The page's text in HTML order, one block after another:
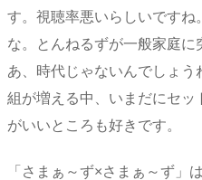
す。視聴率悪いらしいです
な。とんねるずが一般家庭に
あ、時代じゃないんでしょ
組が増える中、いまだにセッ
がいいところも好きです。
「さまぁ～ず×さまぁ～ず」